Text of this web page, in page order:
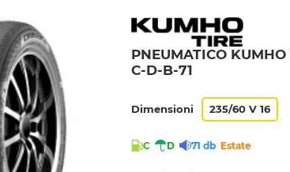
PNEUMATICO
C-D-B-71
Dimensioni 235/60 V 16
C D 71 db Estate